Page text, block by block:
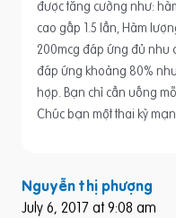
được tăng cường như:
cao gấp 1.5 lần, Hàm
200mcg đáp ứng đủ nhu
đáp ứng khoảng 80%
hợp. Bạn chỉ cần uống
Chúc bạn một thai kỳ
Nguyễn thị phượng
July 6, 2017 at 9:08 am